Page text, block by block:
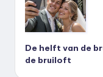
De helft van de
de bruiloft